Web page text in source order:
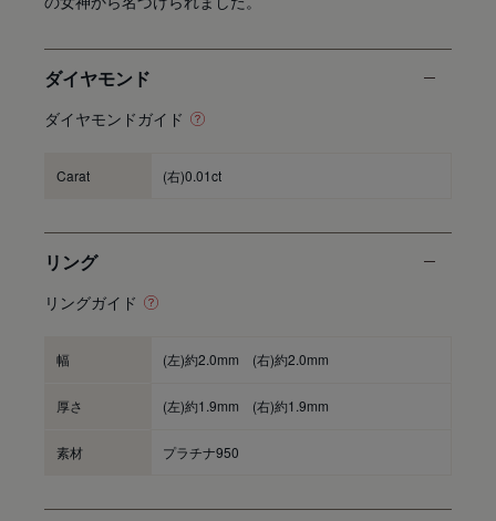
ダイヤモンド
ダイヤモンドガイド
Carat (右)0.01ct
リング
リングガイド
幅 (左)約2.0mm (右)約2.0mm
厚さ (左)約1.9mm (右)約1.9mm
素材 プラチナ950